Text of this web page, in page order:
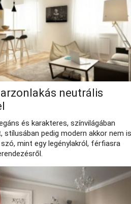
neutrális
és karakteres, színvilágában
pedig modern akkor nem is
mint egy legénylakról, férfiasra